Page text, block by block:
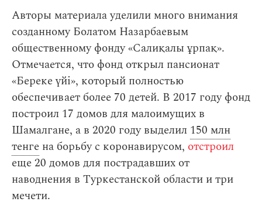
Авторы материала уделили много внимания
созданному Болатом Назарбаевым
общественному фонду «Салиқалы ұрпақ».
Отмечается, что фонд открыл пансионат
«Береке үйі», который полностью
обеспечивает более 70 детей. В 2017 году фонд
построил 17 домов для малоимущих в
Шамалгане, а в 2020 году выделил 150 млн
тенге на борьбу с коронавирусом, отстроил
еще 20 домов для пострадавших от
наводнения в Туркестанской области и три
мечети.